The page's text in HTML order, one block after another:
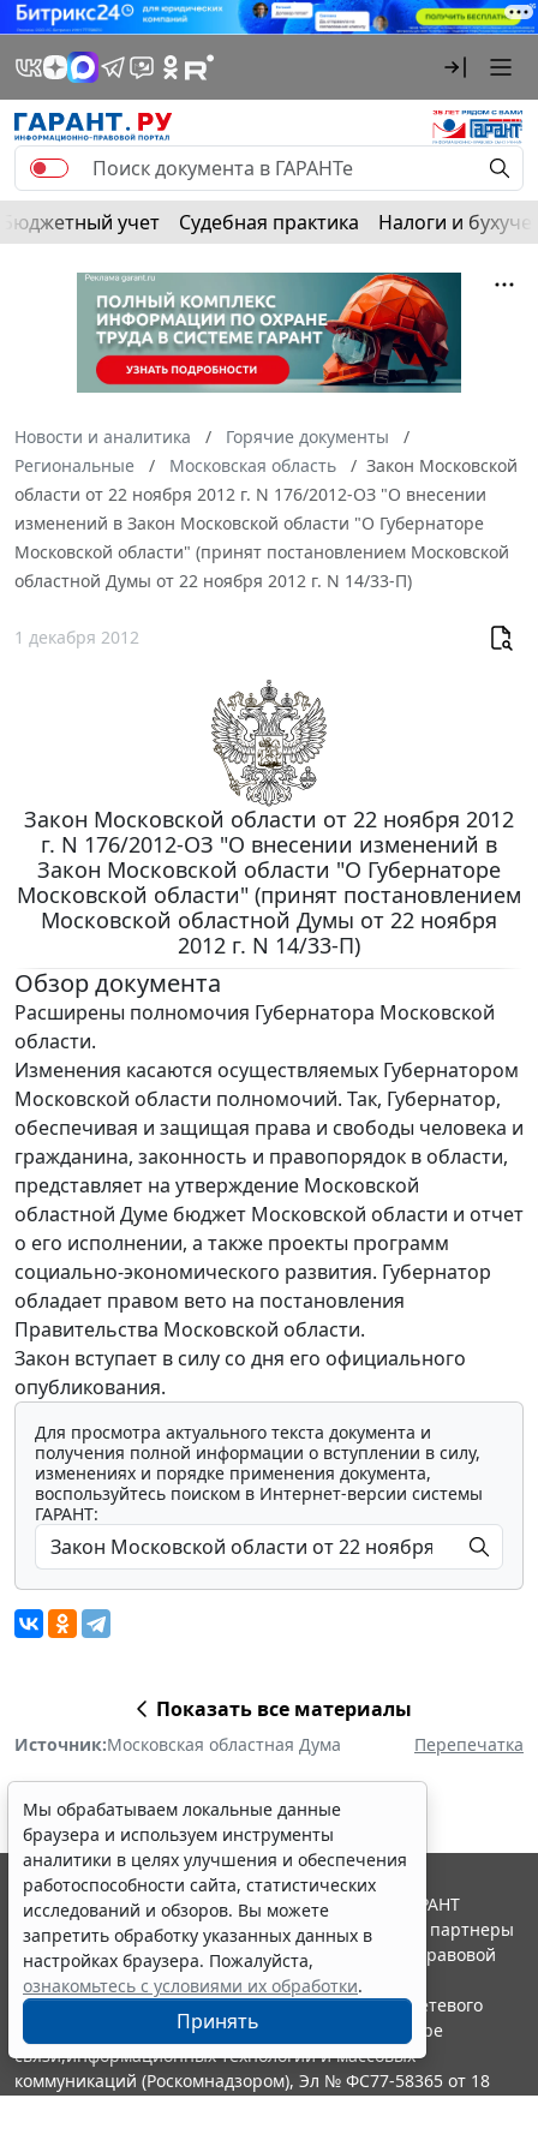
Бюджетный учет Судебная практика Налоги и
Новости и аналитика
Горячие документы
Региональные
Московская область
Закон Московской
области от 22 ноября 2012 г. N 176/2012-ОЗ "О внесении
изменений в Закон Московской области "О Губернаторе
Московской области" (принят постановлением Московской
областной Думы от 22 ноября 2012 г. N 14/33-П)
1 декабря 2012
Закон Московской области от 22 ноября 2012
г. N 176/2012-ОЗ "О внесении изменений в
Закон Московской области "О Губернаторе
Московской области" (принят постановлением
Московской областной Думы от 22 ноября
2012 г. N 14/33-П)
Обзор документа
Расширены полномочия Губернатора Московской
области.
Изменения касаются осуществляемых Губернатором
Московской области полномочий. Так, Губернатор,
обеспечивая и защищая права и свободы человека и
гражданина, законность и правопорядок в области,
представляет на утверждение Московской
областной Думе бюджет Московской области и отчет
о его исполнении, а также проекты программ
социально-экономического развития. Губернатор
обладает правом вето на постановления
Правительства Московской области.
Закон вступает в силу со дня его официального
опубликования.
Для просмотра актуального текста документа и
получения полной информации о вступлении в силу,
изменениях и порядке применения документа,
воспользуйтесь поиском в Интернет-версии системы
ГАРАНТ:
Показать все материалы
Источник:Московская областная Дума Перепечатка
Мы обрабатываем локальные данные
браузера и используем инструменты
аналитики в целях улучшения и обеспечения
работоспособности сайта, статистических
исследований и обзоров. Вы можете
запретить обработку указанных данных в
настройках браузера. Пожалуйста,
ознакомьтесь с условиями их обработки.
Принять
© ООО "НПП "ГАРАНТ-СЕРВИС", 2026. Система ГАРАНТ
выпускается с 1990 года. Компания "Гарант" и ее партнеры
являются участниками Российской ассоциации правовой
информации ГАРАНТ.
Портал ГАРАНТ.РУ зарегистрирован в качестве сетевого
издания Федеральной службой по надзору в сфере
связи,информационных технологий и массовых
коммуникаций (Роскомнадзором), Эл № ФС77-58365 от 18